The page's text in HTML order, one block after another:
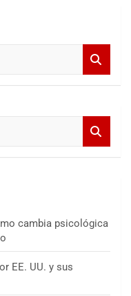
cambia psicológica
EE. UU. y sus